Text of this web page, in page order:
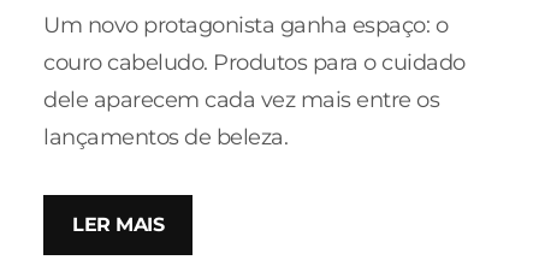
Um novo protagonista ganha espaço: o
couro cabeludo. Produtos para o cuidado
dele aparecem cada vez mais entre os
lançamentos de beleza.
LER MAIS